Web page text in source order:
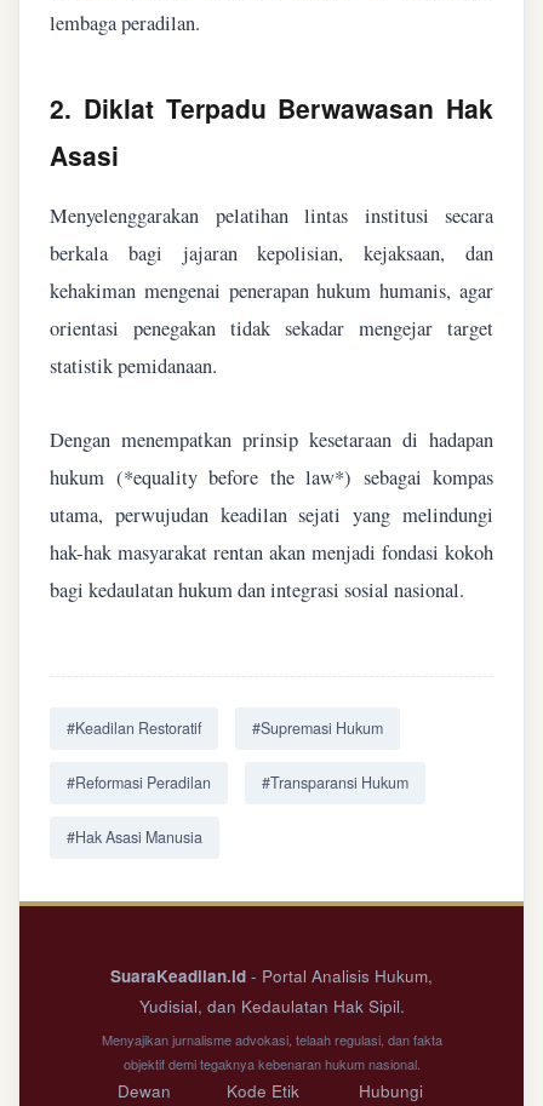
lembaga peradilan.
2. Diklat Terpadu Berwawasan Hak
Asasi
Menyelenggarakan pelatihan lintas institusi secara
berkala bagi jajaran kepolisian, kejaksaan, dan
kehakiman mengenai penerapan hukum humanis, agar
orientasi penegakan tidak sekadar mengejar target
statistik pemidanaan.
Dengan menempatkan prinsip kesetaraan di hadapan
hukum (*equality before the law*) sebagai kompas
utama, perwujudan keadilan sejati yang melindungi
hak-hak masyarakat rentan akan menjadi fondasi kokoh
bagi kedaulatan hukum dan integrasi sosial nasional.
#Keadilan Restoratif #Supremasi Hukum
#Reformasi Peradilan #Transparansi Hukum
#Hak Asasi Manusia
SuaraKeadilan.id - Portal Analisis Hukum,
Yudisial, dan Kedaulatan Hak Sipil.
Menyajikan jurnalisme advokasi, telaah regulasi, dan fakta
objektif demi tegaknya kebenaran hukum nasional.
Dewan Kode Etik Hubungi